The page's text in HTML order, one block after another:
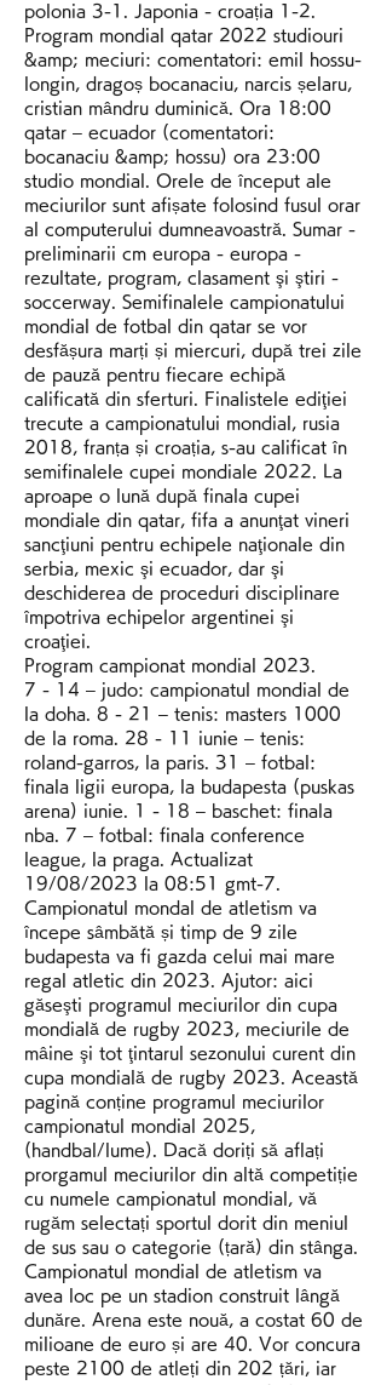
polonia 3-1. Japonia - croația 1-2.
Program mondial qatar 2022 studiouri
&amp; meciuri: comentatori: emil hossu-
longin, dragoș bocanaciu, narcis șelaru,
cristian mândru duminică. Ora 18:00
qatar – ecuador (comentatori:
bocanaciu &amp; hossu) ora 23:00
studio mondial. Orele de început ale
meciurilor sunt afișate folosind fusul orar
al computerului dumneavoastră. Sumar -
preliminarii cm europa - europa -
rezultate, program, clasament şi ştiri -
soccerway. Semifinalele campionatului
mondial de fotbal din qatar se vor
desfășura marți și miercuri, după trei zile
de pauză pentru fiecare echipă
calificată din sferturi. Finalistele ediţiei
trecute a campionatului mondial, rusia
2018, franța și croația, s-au calificat în
semifinalele cupei mondiale 2022. La
aproape o lună după finala cupei
mondiale din qatar, fifa a anunţat vineri
sancţiuni pentru echipele naţionale din
serbia, mexic şi ecuador, dar şi
deschiderea de proceduri disciplinare
împotriva echipelor argentinei şi
croaţiei.
Program campionat mondial 2023.
7 - 14 – judo: campionatul mondial de
la doha. 8 - 21 – tenis: masters 1000
de la roma. 28 - 11 iunie – tenis:
roland-garros, la paris. 31 – fotbal:
finala ligii europa, la budapesta (puskas
arena) iunie. 1 - 18 – baschet: finala
nba. 7 – fotbal: finala conference
league, la praga. Actualizat
19/08/2023 la 08:51 gmt-7.
Campionatul mondal de atletism va
începe sâmbătă și timp de 9 zile
budapesta va fi gazda celui mai mare
regal atletic din 2023. Ajutor: aici
găseşti programul meciurilor din cupa
mondială de rugby 2023, meciurile de
mâine şi tot ţintarul sezonului curent din
cupa mondială de rugby 2023. Această
pagină conține programul meciurilor
campionatul mondial 2025,
(handbal/lume). Dacă doriți să aflați
prorgamul meciurilor din altă competiție
cu numele campionatul mondial, vă
rugăm selectați sportul dorit din meniul
de sus sau o categorie (țară) din stânga.
Campionatul mondial de atletism va
avea loc pe un stadion construit lângă
dunăre. Arena este nouă, a costat 60 de
milioane de euro și are 40. Vor concura
peste 2100 de atleți din 202 țări, iar